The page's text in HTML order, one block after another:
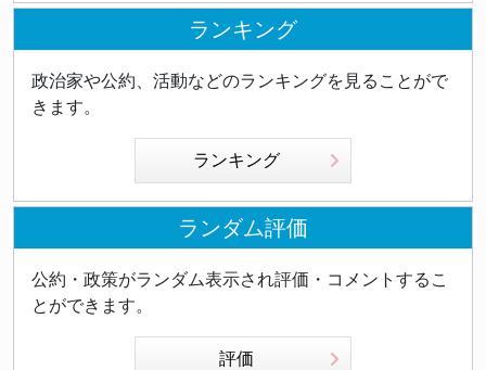
ランキング
政治家や公約、活動などのランキングを見ることがで
きます。
ランキング
ランダム評価
公約・政策がランダム表示され評価・コメントするこ
とができます。
評価